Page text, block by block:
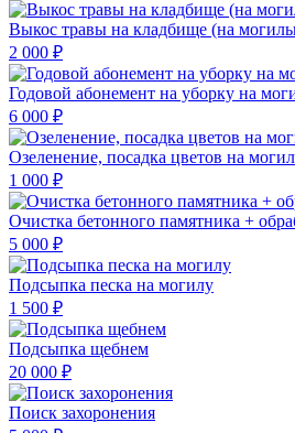
Выкос травы на кладбище (на
2 000 ₽
Годовой абонемент на уборку на
6 000 ₽
Озеленение, посадка цветов на
1 000 ₽
Очистка бетонного памятника +
5 000 ₽
Подсыпка песка на могилу
1 500 ₽
Подсыпка щебнем
20 000 ₽
Поиск захоронения